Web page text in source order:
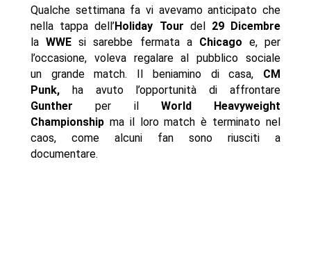
Qualche settimana fa vi avevamo anticipato che
nella tappa dell’Holiday Tour del 29 Dicembre
laWWE si sarebbe fermata a Chicago e, per
l’occasione, voleva regalare al pubblico sociale
un grande match. Il beniamino di casa, CM
Punk,ha avuto l’opportunità di affrontare
Gunther per il
World Heavyweight
Championshipma il loro match è terminato nel
caos, come alcuni fan sono riusciti a
documentare.